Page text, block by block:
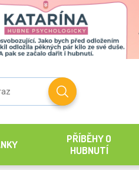
PŘÍBĚHY O
HUBNUTÍ